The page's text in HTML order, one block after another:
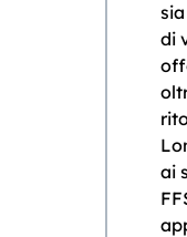
di
ai